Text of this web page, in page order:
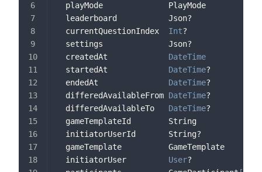
  playMode              PlayMode
  leaderboard           Json?
  currentQuestionIndex
Int?
  settings              Json?
  createdAt
DateTime
  startedAt
DateTime?
  endedAt
DateTime?
  differedAvailableFrom
DateTime?
  differedAvailableTo
DateTime?
  gameTemplateId        String
  initiatorUserId       String?
  gameTemplate          GameTemplate
  initiatorUser
User?